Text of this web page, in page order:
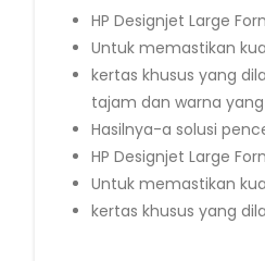
HP Designjet Large
Untuk memastikan
kertas khusus yang
tajam dan warna
Hasilnya-a solusi
HP Designjet Large
Untuk memastikan
kertas khusus yang